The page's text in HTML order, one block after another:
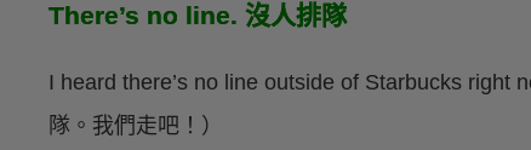
There’s no line. 沒人排隊
I heard there’s no line outside of Starbucks right
隊。我們走吧！）